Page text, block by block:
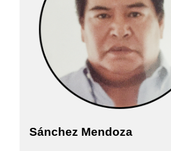
Sánchez Mendoza